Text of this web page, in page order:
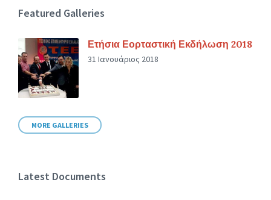
Featured Galleries
Ετήσια Εορταστική Εκδήλωση 2018
31 Ιανουάριος 2018
MORE GALLERIES
Latest Documents